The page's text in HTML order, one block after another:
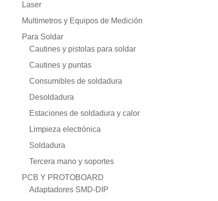
Laser
Multimetros y Equipos de Medición
Para Soldar
Cautines y pistolas para soldar
Cautines y puntas
Consumibles de soldadura
Desoldadura
Estaciones de soldadura y calor
Limpieza electrónica
Soldadura
Tercera mano y soportes
PCB Y PROTOBOARD
Adaptadores SMD-DIP